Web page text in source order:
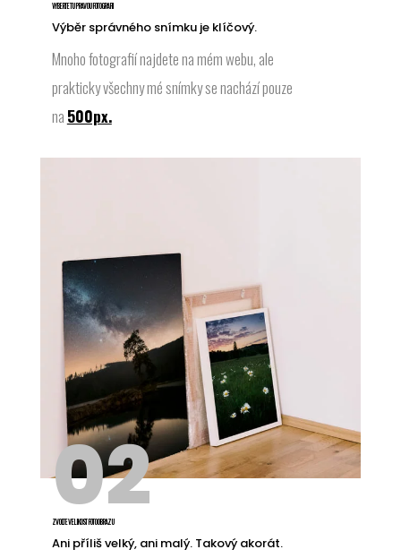
VYBERTE TU PRAVOU FOTOGRAFII
Výběr správného snímku je klíčový.
Mnoho fotografií najdete na mém webu, ale
prakticky všechny mé snímky se nachází pouze
na 500px.
02
ZVOLTE VELIKOST FOTOOBRAZU
Ani příliš velký, ani malý. Takový akorát.